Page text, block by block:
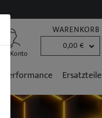
Mein Konto
WARENKORB
0,00 €
Performance Ersatzteile